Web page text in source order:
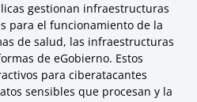
gestionan infraestructuras
para el funcionamiento de la
de salud, las infraestructuras
de eGobierno. Estos
para ciberatacantes
sensibles que procesan y la